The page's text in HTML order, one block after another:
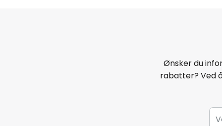
Ønsker du
rabatter? Ved